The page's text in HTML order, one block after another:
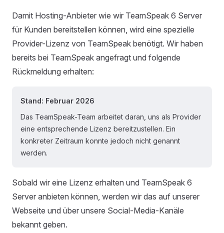
Damit Hosting-Anbieter wie wir TeamSpeak 6 Server
für Kunden bereitstellen können, wird eine spezielle
Provider-Lizenz von TeamSpeak benötigt. Wir haben
bereits bei TeamSpeak angefragt und folgende
Rückmeldung erhalten:
Stand: Februar 2026
Das TeamSpeak-Team arbeitet daran, uns als Provider
eine entsprechende Lizenz bereitzustellen. Ein
konkreter Zeitraum konnte jedoch nicht genannt
werden.
Sobald wir eine Lizenz erhalten und TeamSpeak 6
Server anbieten können, werden wir das auf unserer
Webseite und über unsere Social-Media-Kanäle
bekannt geben.